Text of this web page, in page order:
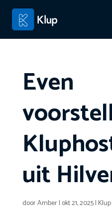
Even
uit
doorAmber| okt 21, 2025|